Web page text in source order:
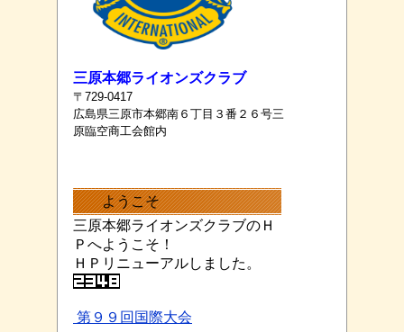
三原本郷ライオンズクラブ
〒729-0417
広島県三原市本郷南６丁目３番２６号三
原臨空商工会館内
ようこそ
三原本郷ライオンズクラブのＨ
Ｐへようこそ！
ＨＰリニューアルしました。
第９９回国際大会